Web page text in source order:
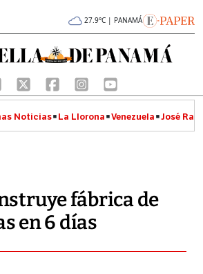
27.9°C | PANAMÁ
Noticias La Llorona Venezuela José
fábrica de
en 6 días